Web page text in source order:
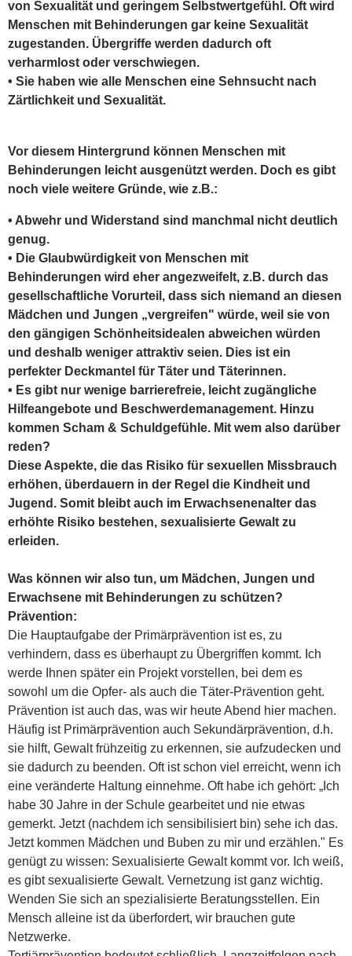
von Sexualität und geringem Selbstwertgefühl. Oft wird
Menschen mit Behinderungen gar keine Sexualität
zugestanden. Übergriffe werden dadurch oft
verharmlost oder verschwiegen.
• Sie haben wie alle Menschen eine Sehnsucht nach
Zärtlichkeit und Sexualität.
Vor diesem Hintergrund können Menschen mit
Behinderungen leicht ausgenützt werden. Doch es gibt
noch viele weitere Gründe, wie z.B.:
• Abwehr und Widerstand sind manchmal nicht deutlich
genug.
• Die Glaubwürdigkeit von Menschen mit
Behinderungen wird eher angezweifelt, z.B. durch das
gesellschaftliche Vorurteil, dass sich niemand an diesen
Mädchen und Jungen „vergreifen" würde, weil sie von
den gängigen Schönheitsidealen abweichen würden
und deshalb weniger attraktiv seien. Dies ist ein
perfekter Deckmantel für Täter und Täterinnen.
• Es gibt nur wenige barrierefreie, leicht zugängliche
Hilfeangebote und Beschwerdemanagement. Hinzu
kommen Scham & Schuldgefühle. Mit wem also darüber
reden?
Diese Aspekte, die das Risiko für sexuellen Missbrauch
erhöhen, überdauern in der Regel die Kindheit und
Jugend. Somit bleibt auch im Erwachsenenalter das
erhöhte Risiko bestehen, sexualisierte Gewalt zu
erleiden.
Was können wir also tun, um Mädchen, Jungen und
Erwachsene mit Behinderungen zu schützen?
Prävention:
Die Hauptaufgabe der Primärprävention ist es, zu
verhindern, dass es überhaupt zu Übergriffen kommt. Ich
werde Ihnen später ein Projekt vorstellen, bei dem es
sowohl um die Opfer- als auch die Täter-Prävention geht.
Prävention ist auch das, was wir heute Abend hier machen.
Häufig ist Primärprävention auch Sekundärprävention, d.h.
sie hilft, Gewalt frühzeitig zu erkennen, sie aufzudecken und
sie dadurch zu beenden. Oft ist schon viel erreicht, wenn ich
eine veränderte Haltung einnehme. Oft habe ich gehört: „Ich
habe 30 Jahre in der Schule gearbeitet und nie etwas
gemerkt. Jetzt (nachdem ich sensibilisiert bin) sehe ich das.
Jetzt kommen Mädchen und Buben zu mir und erzählen." Es
genügt zu wissen: Sexualisierte Gewalt kommt vor. Ich weiß,
es gibt sexualisierte Gewalt. Vernetzung ist ganz wichtig.
Wenden Sie sich an spezialisierte Beratungsstellen. Ein
Mensch alleine ist da überfordert, wir brauchen gute
Netzwerke.